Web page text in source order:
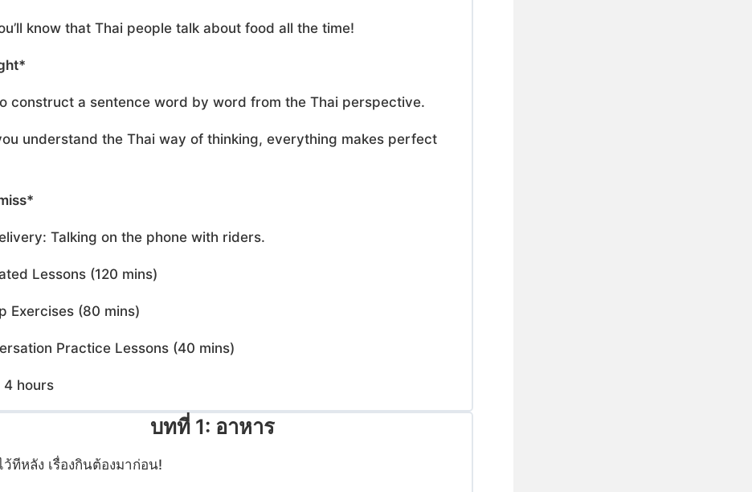
know that Thai people talk about food all the time!
construct a sentence word by word from the Thai perspective.
understand the Thai way of thinking, everything makes perfect
Talking on the phone with riders.
Lessons (120 mins)
Exercises (80 mins)
Practice Lessons (40 mins)
4 hours
บทที่ 1: อาหาร
ว้ทีหลัง เรื่องกินต้องมาก่อน!